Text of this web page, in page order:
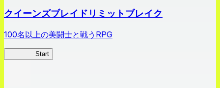
クイーンズブレイドリミットブレイク
100名以上の美闘士と戦うRPG
Start